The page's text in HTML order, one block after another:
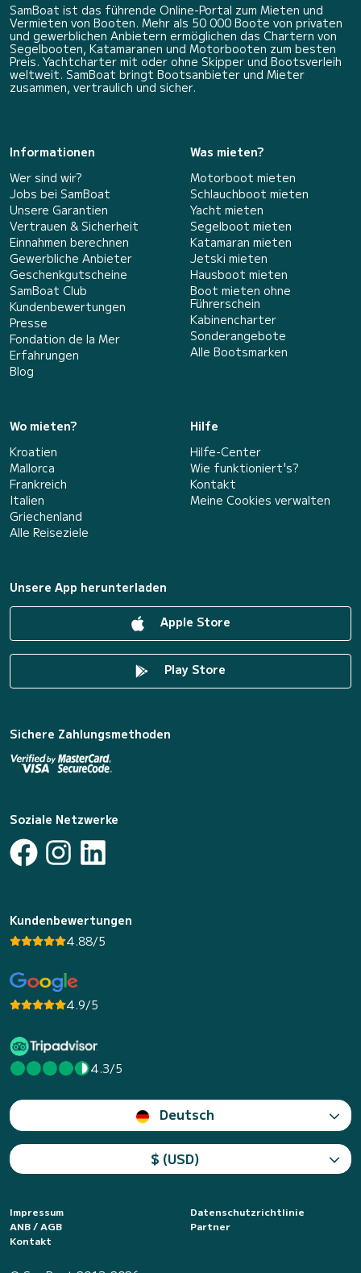
SamBoat ist das führende Online-Portal zum Mieten und
Vermieten von Booten. Mehr als 50 000 Boote von privaten
und gewerblichen Anbietern ermöglichen das Chartern von
Segelbooten, Katamaranen und Motorbooten zum besten
Preis. Yachtcharter mit oder ohne Skipper und Bootsverleih
weltweit. SamBoat bringt Bootsanbieter und Mieter
zusammen, vertraulich und sicher.
Informationen
Wer sind wir?
Jobs bei SamBoat
Unsere Garantien
Vertrauen & Sicherheit
Einnahmen berechnen
Gewerbliche Anbieter
Geschenkgutscheine
SamBoat Club
Kundenbewertungen
Presse
Fondation de la Mer
Erfahrungen
Blog
Was mieten?
Motorboot mieten
Schlauchboot mieten
Yacht mieten
Segelboot mieten
Katamaran mieten
Jetski mieten
Hausboot mieten
Boot mieten ohne
Führerschein
Kabinencharter
Sonderangebote
Alle Bootsmarken
Wo mieten?
Kroatien
Mallorca
Frankreich
Italien
Griechenland
Alle Reiseziele
Hilfe
Hilfe-Center
Wie funktioniert's?
Kontakt
Meine Cookies verwalten
Unsere App herunterladen
Apple Store
Play Store
Sichere Zahlungsmethoden
Soziale Netzwerke
Kundenbewertungen
4.88/5
4.9/5
4.3/5
Deutsch
$ (USD)
Impressum
Datenschutzrichtlinie
ANB / AGB
Partner
Kontakt